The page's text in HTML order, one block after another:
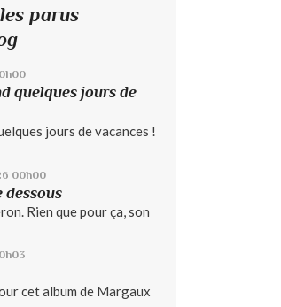
parus
quelques jours de
jours de vacances !
00h00
Rien que pour ça, son
cet album de Margaux